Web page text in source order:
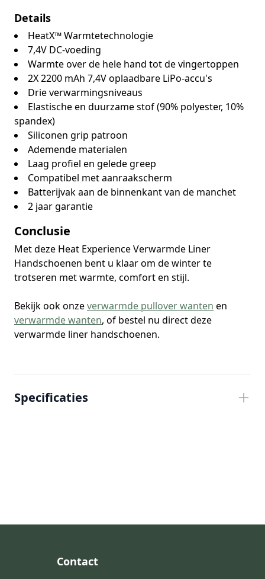
Details
HeatX™ Warmtetechnologie
7,4V DC-voeding
Warmte over de hele hand tot de vingertoppen
2X 2200 mAh 7,4V oplaadbare LiPo-accu's
Drie verwarmingsniveaus
Elastische en duurzame stof (90% polyester, 10%
spandex)
Siliconen grip patroon
Ademende materialen
Laag profiel en gelede greep
Compatibel met aanraakscherm
Batterijvak aan de binnenkant van de manchet
2 jaar garantie
Conclusie
Met deze Heat Experience Verwarmde Liner
Handschoenen bent u klaar om de winter te
trotseren met warmte, comfort en stijl.
Bekijk ook onzeverwarmde pullover wanten en
verwarmde wanten, of bestel nu direct deze
verwarmde liner handschoenen.
Specificaties
Contact